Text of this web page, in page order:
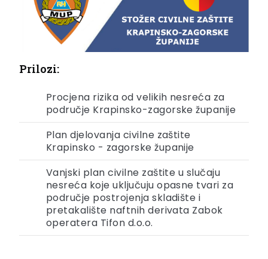
Prilozi:
Procjena rizika od velikih nesreća za
područje Krapinsko-zagorske županije
Plan djelovanja civilne zaštite
Krapinsko - zagorske županije
Vanjski plan civilne zaštite u slučaju
nesreća koje uključuju opasne tvari za
područje postrojenja skladište i
pretakalište naftnih derivata Zabok
operatera Tifon d.o.o.